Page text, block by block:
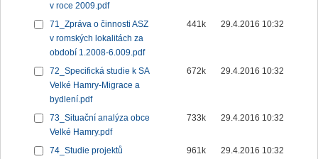
v roce 2009.pdf
71_Zpráva o činnosti ASZ
v romských lokalitách za
období 1.2008-6.009.pdf
441k 29.4.2016 10:32
72_Specifická studie k SA
Velké Hamry-Migrace a
bydlení.pdf
672k 29.4.2016 10:32
73_Situační analýza obce
Velké Hamry.pdf
733k 29.4.2016 10:32
74_Studie projektů
961k 29.4.2016 10:32